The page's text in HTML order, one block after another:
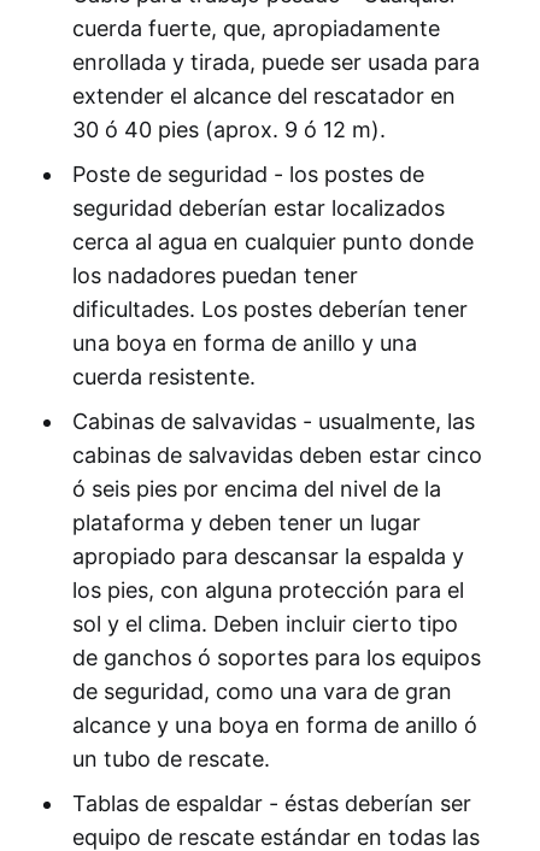
cuerda fuerte, que, apropiadamente
enrollada y tirada, puede ser usada para
extender el alcance del rescatador en
30 ó 40 pies (aprox. 9 ó 12 m).
Poste de seguridad - los postes de
seguridad deberían estar localizados
cerca al agua en cualquier punto donde
los nadadores puedan tener
dificultades. Los postes deberían tener
una boya en forma de anillo y una
cuerda resistente.
Cabinas de salvavidas - usualmente, las
cabinas de salvavidas deben estar cinco
ó seis pies por encima del nivel de la
plataforma y deben tener un lugar
apropiado para descansar la espalda y
los pies, con alguna protección para el
sol y el clima. Deben incluir cierto tipo
de ganchos ó soportes para los equipos
de seguridad, como una vara de gran
alcance y una boya en forma de anillo ó
un tubo de rescate.
Tablas de espaldar - éstas deberían ser
equipo de rescate estándar en todas las